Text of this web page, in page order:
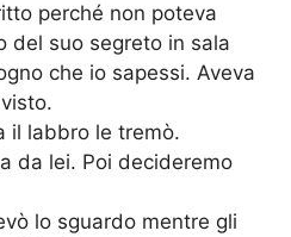
perché non poteva
del suo segreto in sala
che io sapessi. Aveva
il labbro le tremò.
da lei. Poi decideremo
lo sguardo mentre gli